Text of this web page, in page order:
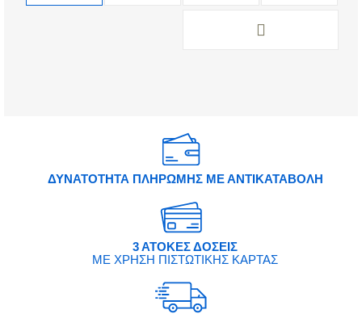
ΔΥΝΑΤΟΤΗΤΑ ΠΛΗΡΩΜΗΣ ΜΕ ΑΝΤΙΚΑΤΑΒΟΛΗ
3 ΑΤΟΚΕΣ ΔΟΣΕΙΣ
ΜΕ ΧΡΗΣΗ ΠΙΣΤΩΤΙΚΗΣ ΚΑΡΤΑΣ